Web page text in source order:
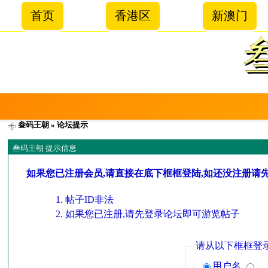
首页 香港区 新澳门
叁码王朝 » 论坛提示
叁码王朝 提示信息
如果您已注册会员,请直接在底下框框登陆,如还没注册请
帖子ID非法
如果您已注册,请先登录论坛即可游览帖子
请从以下框框登
用户名